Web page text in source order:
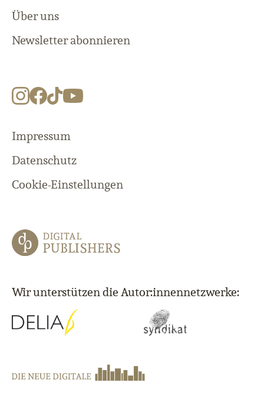
Über uns
Newsletter abonnieren
Impressum
Datenschutz
Cookie-Einstellungen
Wir unterstützen die Autor:innennetzwerke: